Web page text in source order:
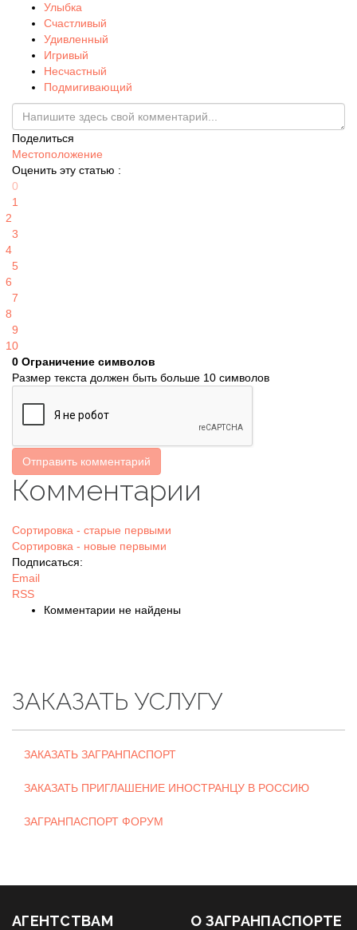
Улыбка
Счастливый
Удивленный
Игривый
Несчастный
Подмигивающий
Поделиться
Местоположение
Оценить эту статью :
0
1
2
3
4
5
6
7
8
9
10
0 Ограничение символов
Размер текста должен быть больше 10 символов
Отправить комментарий
Комментарии
Сортировка - старые первыми
Сортировка - новые первыми
Подписаться:
Email
RSS
Комментарии не найдены
ЗАКАЗАТЬ УСЛУГУ
ЗАКАЗАТЬ ЗАГРАНПАСПОРТ
ЗАКАЗАТЬ ПРИГЛАШЕНИЕ ИНОСТРАНЦУ В РОССИЮ
ЗАГРАНПАСПОРТ ФОРУМ
АГЕНТСТВАМ О ЗАГРАНПАСПОРТЕ